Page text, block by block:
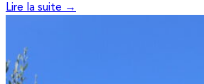
Lire la suite →